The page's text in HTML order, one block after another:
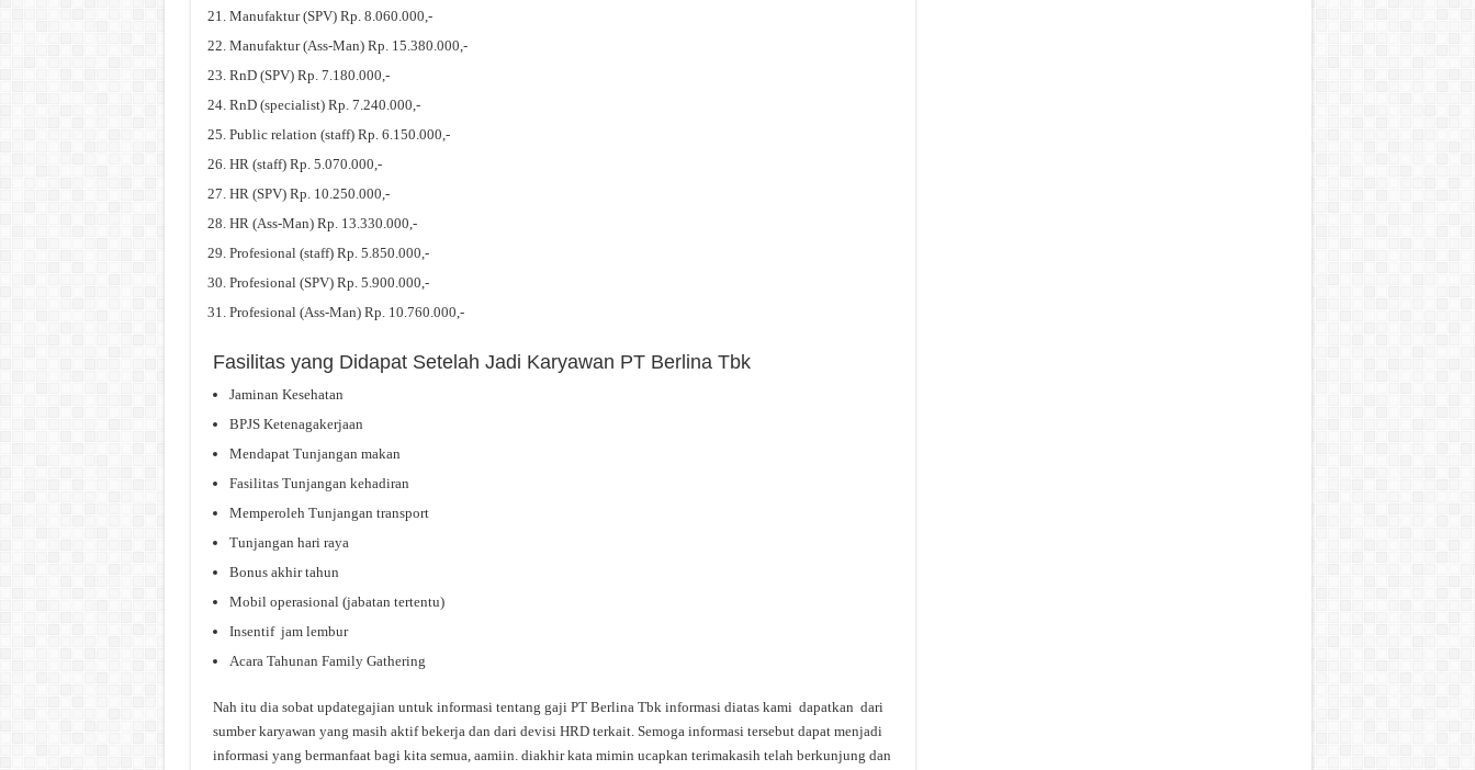
Manufaktur (SPV) Rp. 8.060.000,-
Manufaktur (Ass-Man) Rp. 15.380.000,-
RnD (SPV) Rp. 7.180.000,-
RnD (specialist) Rp. 7.240.000,-
Public relation (staff) Rp. 6.150.000,-
HR (staff) Rp. 5.070.000,-
HR (SPV) Rp. 10.250.000,-
HR (Ass-Man) Rp. 13.330.000,-
Profesional (staff) Rp. 5.850.000,-
Profesional (SPV) Rp. 5.900.000,-
Profesional (Ass-Man) Rp. 10.760.000,-
Fasilitas yang Didapat Setelah Jadi Karyawan PT Berlina Tbk
Jaminan Kesehatan
BPJS Ketenagakerjaan
Mendapat Tunjangan makan
Fasilitas Tunjangan kehadiran
Memperoleh Tunjangan transport
Tunjangan hari raya
Bonus akhir tahun
Mobil operasional (jabatan tertentu)
Insentif jam lembur
Acara Tahunan Family Gathering
Nah itu dia sobat updategajian untuk informasi tentang gaji PT Berlina Tbk informasi diatas kami dapatkan dari
sumber karyawan yang masih aktif bekerja dan dari devisi HRD terkait. Semoga informasi tersebut dapat menjadi
informasi yang bermanfaat bagi kita semua, aamiin. diakhir kata mimin ucapkan terimakasih telah berkunjung dan